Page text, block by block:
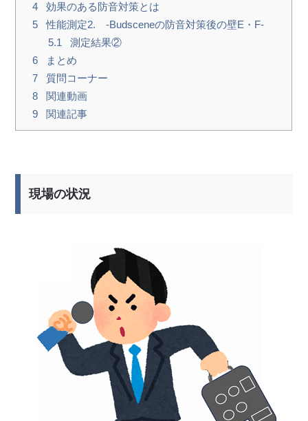
4
効果のある防音対策とは
5
性能測定2. -Budsceneの防音対策後の壁E・F-
5.1
測定結果②
6
まとめ
7
質問コーナー
8
関連動画
9
関連記事
現場の状況